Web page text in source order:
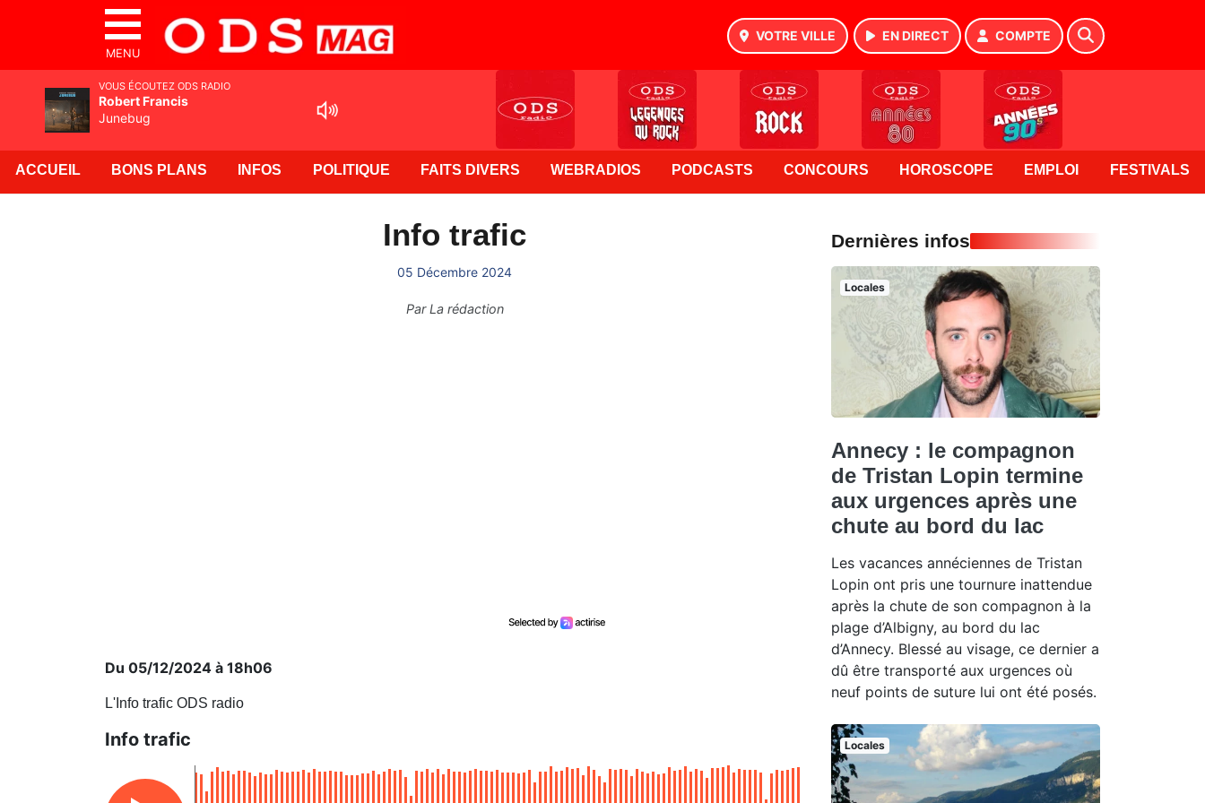
MENU
VOTRE VILLE EN DIRECT COMPTE
ACCUEIL BONS PLANS INFOS POLITIQUE FAITS DIVERS WEBRADIOS PODCASTS CONCOURS HOROSCOPE EMPLOI FESTIVALS
Info trafic
05 Décembre 2024
ParLa rédaction
Du 05/12/2024 à 18h06
L'Info trafic ODS radio
Info trafic
Dernières infos
Locales
Annecy : le compagnon
de Tristan Lopin termine
aux urgences après une
chute au bord du lac
Les vacances annéciennes de Tristan
Lopin ont pris une tournure inattendue
après la chute de son compagnon à la
plage d’Albigny, au bord du lac
d’Annecy. Blessé au visage, ce dernier a
dû être transporté aux urgences où
neuf points de suture lui ont été posés.
Locales
VOUS ÉCOUTEZ ODS RADIO
Robert Francis
Junebug